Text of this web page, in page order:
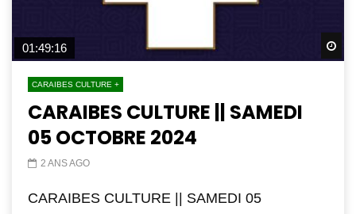
01:49:16
CARAIBES CULTURE +
CARAIBES CULTURE || SAMEDI
05 OCTOBRE 2024
2 ANS AGO
CARAIBES CULTURE || SAMEDI 05